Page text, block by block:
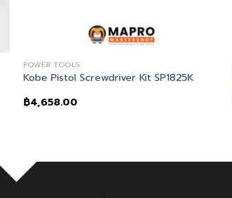
POWER TOOLS
Kobe Pistol Screwdriver Kit SP1825K
฿4,658.00